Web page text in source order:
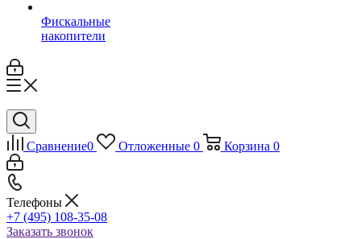
Фискальные
накопители
Сравнение0 Отложенные 0 Корзина 0
Телефоны
+7 (495) 108-35-08
Заказать звонок